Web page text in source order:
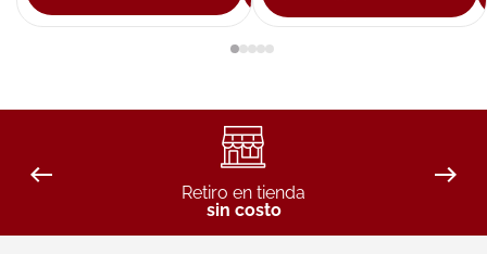
Retiro en tienda
sin costo